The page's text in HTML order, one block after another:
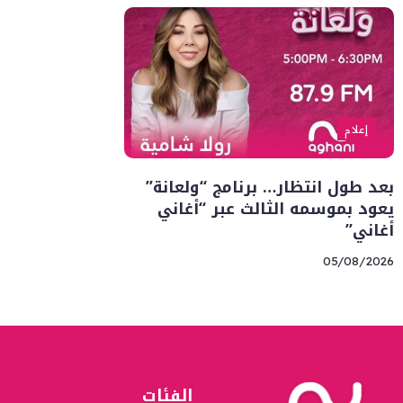
إعلام
بعد طول انتظار… برنامج “ولعانة”
يعود بموسمه الثالث عبر “أغاني
أغاني”
05/08/2026
الفئات